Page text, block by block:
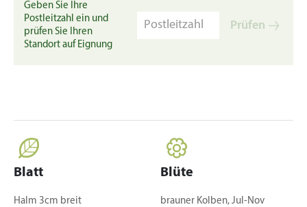
Geben Sie Ihre
Postleitzahl ein und
prüfen Sie Ihren
Standort auf Eignung
Prüfen
Blatt
Halm 3cm breit
Blüte
brauner Kolben, Jul-Nov